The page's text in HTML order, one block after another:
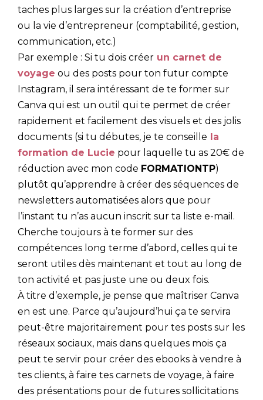
taches plus larges sur la création d’entreprise
ou la vie d’entrepreneur (comptabilité, gestion,
communication, etc.)
Par exemple : Si tu dois créer un carnet de
voyage ou des posts pour ton futur compte
Instagram, il sera intéressant de te former sur
Canva qui est un outil qui te permet de créer
rapidement et facilement des visuels et des jolis
documents (si tu débutes, je te conseille la
formation de Lucie pour laquelle tu as 20€ de
réduction avec mon code FORMATIONTP)
plutôt qu’apprendre à créer des séquences de
newsletters automatisées alors que pour
l’instant tu n’as aucun inscrit sur ta liste e-mail.
Cherche toujours à te former sur des
compétences long terme d’abord, celles qui te
seront utiles dès maintenant et tout au long de
ton activité et pas juste une ou deux fois.
À titre d’exemple, je pense que maîtriser Canva
en est une. Parce qu’aujourd’hui ça te servira
peut-être majoritairement pour tes posts sur les
réseaux sociaux, mais dans quelques mois ça
peut te servir pour créer des ebooks à vendre à
tes clients, à faire tes carnets de voyage, à faire
des présentations pour de futures sollicitations